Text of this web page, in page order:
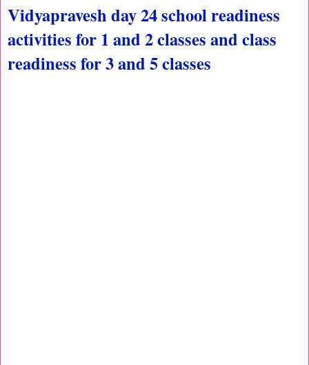
Vidyapravesh day 24 school readiness
activities for 1 and 2 classes and class
readiness for 3 and 5 classes